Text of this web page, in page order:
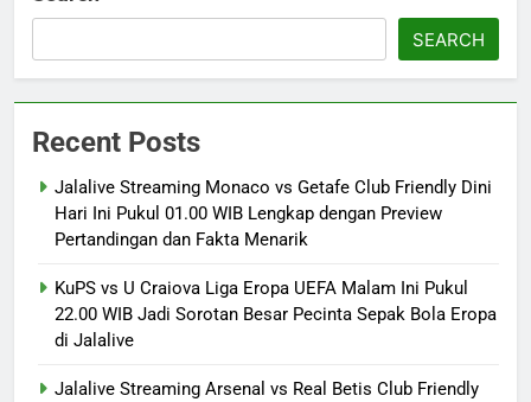
SEARCH
Recent Posts
Jalalive Streaming Monaco vs Getafe Club Friendly Dini
Hari Ini Pukul 01.00 WIB Lengkap dengan Preview
Pertandingan dan Fakta Menarik
KuPS vs U Craiova Liga Eropa UEFA Malam Ini Pukul
22.00 WIB Jadi Sorotan Besar Pecinta Sepak Bola Eropa
di Jalalive
Jalalive Streaming Arsenal vs Real Betis Club Friendly